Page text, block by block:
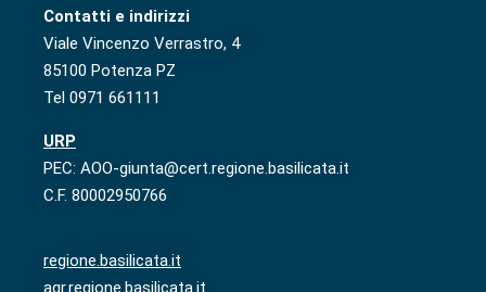
Contatti e indirizzi
Viale Vincenzo Verrastro, 4
85100 Potenza PZ
Tel 0971 661111
URP
PEC: AOO-giunta@cert.regione.basilicata.it
C.F. 80002950766
regione.basilicata.it
agr.regione.basilicata.it